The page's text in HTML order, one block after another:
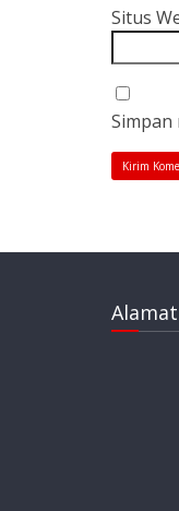
Situs
Simpan